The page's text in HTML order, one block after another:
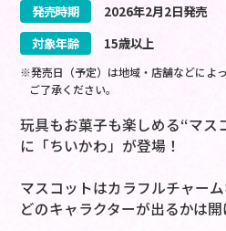
発売時期
2026年2月2日発売
対象年齢
15歳以上
※発売日（予定）は地域・店舗などによ
ご了承ください。
玩具もお菓子も楽しめる“マス
に「ちいかわ」が登場！
マスコットはカラフルチャーム
どのキャラクターが出るかは